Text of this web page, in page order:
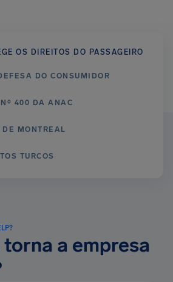
OS DIREITOS DO PASSAGEIRO
DO CONSUMIDOR
Nº 400 DA ANAC
DE MONTREAL
TURCOS
torna a empresa